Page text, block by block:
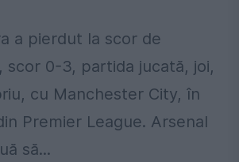
a pierdut la scor de
scor 0-3, partida jucată, joi,
cu Manchester City, în
Premier League. Arsenal
să...